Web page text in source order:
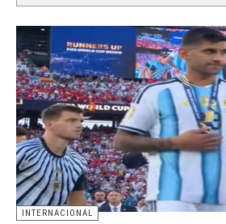
INTERNACIONAL